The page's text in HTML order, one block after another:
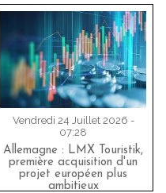
Vendredi 24 Juillet 2026 -
07:28
Allemagne : LMX Touristik,
première acquisition d'un
projet européen plus
ambitieux